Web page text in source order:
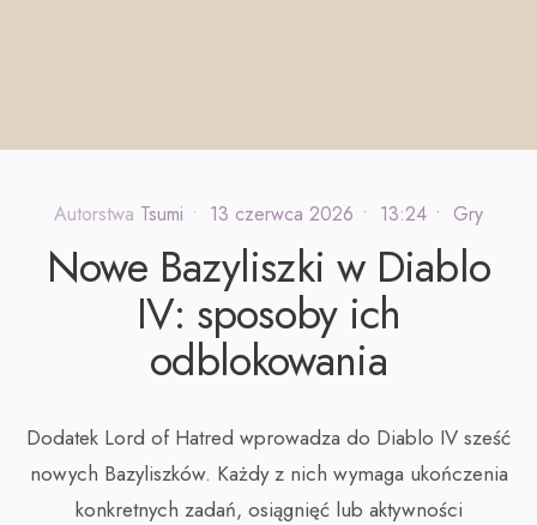
Autorstwa Tsumi • 13 czerwca 2026 • 13:24 • Gry
Nowe Bazyliszki w Diablo
IV: sposoby ich
odblokowania
Dodatek Lord of Hatred wprowadza do Diablo IV sześć
nowych Bazyliszków. Każdy z nich wymaga ukończenia
konkretnych zadań, osiągnięć lub aktywności